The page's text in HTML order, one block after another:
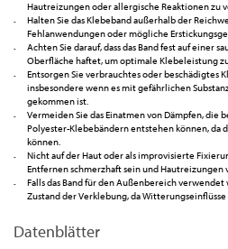
Hautreizungen oder allergische Reaktionen zu
Halten Sie das Klebeband außerhalb der
Fehlanwendungen oder mögliche
Achten Sie darauf, dass das Band fest auf einer
Oberfläche haftet, um optimale Klebeleistung
Entsorgen Sie verbrauchtes oder beschädigtes
insbesondere wenn es mit gefährlichen
gekommen ist.
Vermeiden Sie das Einatmen von Dämpfen, die
Polyester-Klebebändern entstehen können, da
können.
Nicht auf der Haut oder als improvisierte
Entfernen schmerzhaft sein und Hautreizungen
Falls das Band für den Außenbereich
Zustand der Verklebung, da
Datenblätter